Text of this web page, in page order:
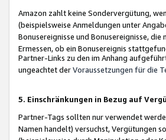
Amazon zahlt keine Sondervergütung,
(beispielsweise Anmeldungen unter
Bonusereignisse und Bonusereignisse,
Ermessen, ob ein Bonusereignis
Partner-Links zu den im Anhang
ungeachtet derVoraussetzungen für die
5. Einschränkungen in Bezug auf
Partner-Tags sollten nur verwendet
Namen handelt) versuchst, Vergütungen